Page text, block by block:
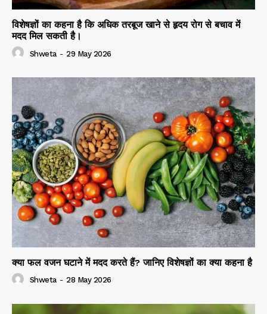
विशेषज्ञों का कहना है कि अधिक तरबूज खाने से हृदय रोग से बचाव में
मदद मिल सकती है।
Shweta - 29 May 2026
क्या फल वजन घटाने में मदद करते हैं? जानिए विशेषज्ञों का क्या कहना है
Shweta - 28 May 2026